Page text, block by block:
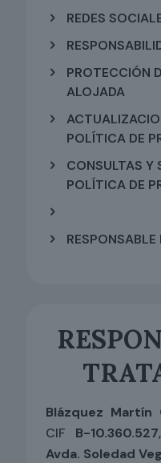
REDES
PROTECCIÓN
ALOJADA
POLÍTICA DE
CONSULTAS Y
POLÍTICA DE
Blázquez Martín
CIF B-10.360.527
Avda. Soledad